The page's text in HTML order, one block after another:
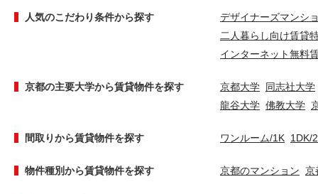
人気のこだわり条件から探す
デザイナーズマンシ
二人暮らし向け賃貸
インターネット無料
京都の主要大学から賃貸物件を探す 京都大学 同志社大学
龍谷大学 佛教大学
間取りから賃貸物件を探す ワンルーム/1K 1DK/
物件種別から賃貸物件を探す 京都のマンション 京